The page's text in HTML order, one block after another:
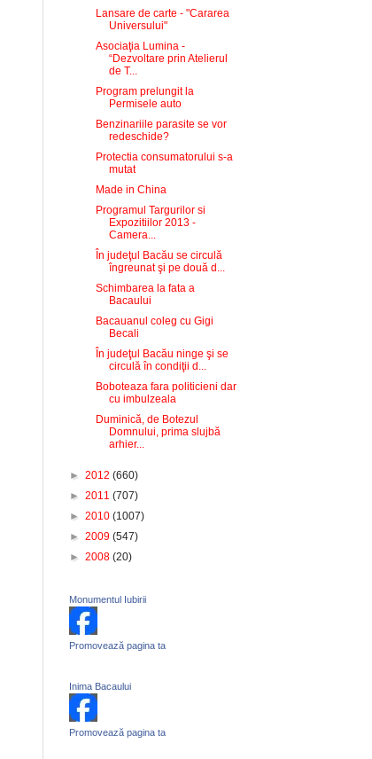
Lansare de carte - "Cararea
Universului"
Asociaţia Lumina -
“Dezvoltare prin Atelierul
de T...
Program prelungit la
Permisele auto
Benzinariile parasite se vor
redeschide?
Protectia consumatorului s-a
mutat
Made in China
Programul Targurilor si
Expozitiilor 2013 -
Camera...
În judeţul Bacău se circulă
îngreunat şi pe două d...
Schimbarea la fata a
Bacaului
Bacauanul coleg cu Gigi
Becali
În judeţul Bacău ninge şi se
circulă în condiţii d...
Boboteaza fara politicieni dar
cu imbulzeala
Duminică, de Botezul
Domnului, prima slujbă
arhier...
► 2012 (660)
► 2011 (707)
► 2010 (1007)
► 2009 (547)
► 2008 (20)
Monumentul Iubirii
Promovează pagina ta
Inima Bacaului
Promovează pagina ta